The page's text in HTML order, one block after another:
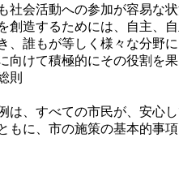
社会活動への参加が容易な
創造するためには、自主、
、誰もが等しく様々な分野
向けて積極的にその役割を
則
は、すべての市民が、安心
もに、市の施策の基本的事